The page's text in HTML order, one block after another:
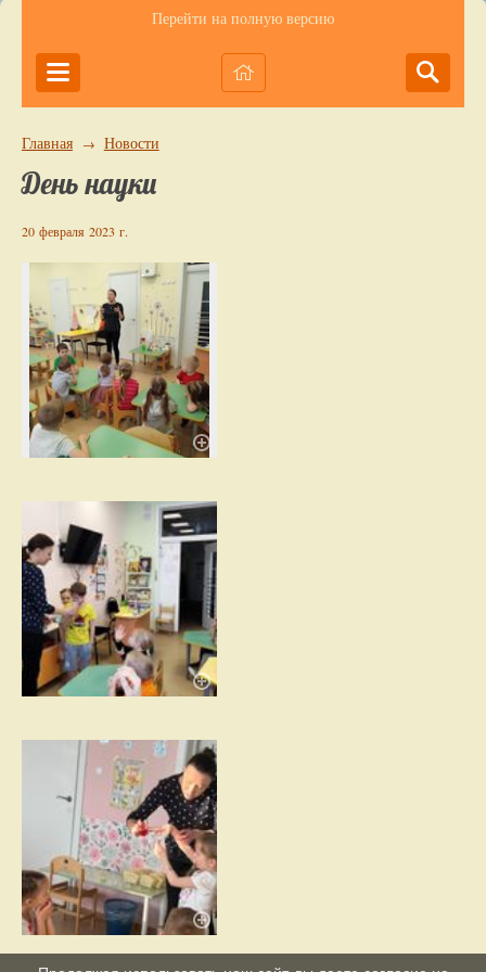
Перейти на полную версию
Главная → Новости
День науки
20 февраля 2023 г.